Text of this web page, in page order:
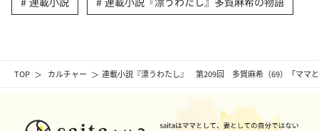
TOP カルチャー 連載小説『漂うわたし』 第209回 多賀麻希（69）「ママ